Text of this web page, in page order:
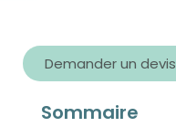
Demander un devis
Sommaire